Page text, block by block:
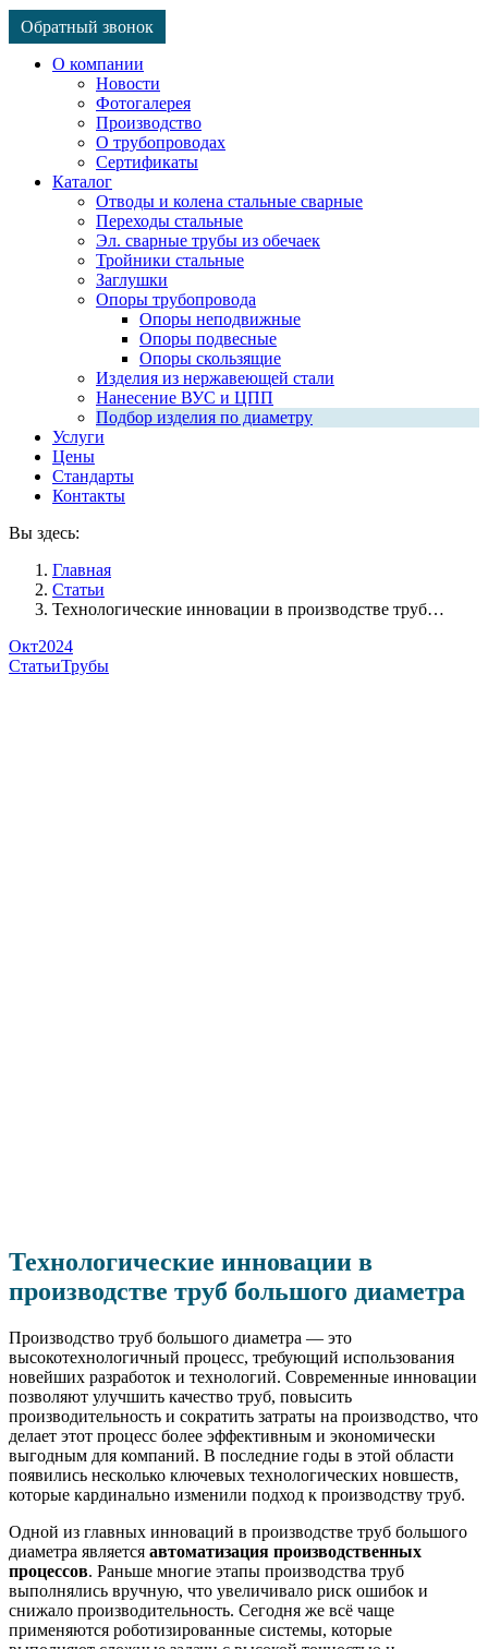
Обратный звонок
Страница
WhatsApp
открывается
Страница
открывается
Страница
открывается
О компании
Новости
Фотогалерея
Производство
О трубопроводах
Сертификаты
Каталог
Отводы и колена стальные сварные
Переходы стальные
Эл. сварные трубы из обечаек
Тройники стальные
Заглушки
Опоры трубопровода
Опоры неподвижные
Опоры подвесные
Опоры скользящие
Изделия из нержавеющей стали
Нанесение ВУС и ЦПП
Подбор изделия по диаметру
Услуги
Цены
Стандарты
Контакты
Вы здесь:
Главная
Статьи
Технологические инновации в производстве труб…
Окт2024
СтатьиТрубы
Технологические инновации в
производстве труб большого диаметра
Производство труб большого диаметра — это
высокотехнологичный процесс, требующий использования
новейших разработок и технологий. Современные инновации
позволяют улучшить качество труб, повысить
производительность и сократить затраты на производство, что
делает этот процесс более эффективным и экономически
выгодным для компаний. В последние годы в этой области
появились несколько ключевых технологических новшеств,
которые кардинально изменили подход к производству труб.
Одной из главных инноваций в производстве труб большого
диаметра является автоматизация производственных
процессов. Раньше многие этапы производства труб
выполнялись вручную, что увеличивало риск ошибок и
снижало производительность. Сегодня же всё чаще
применяются роботизированные системы, которые